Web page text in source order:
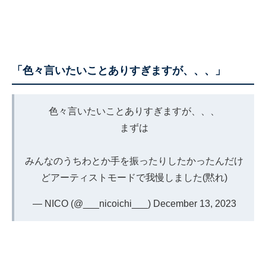
「色々言いたいことありすぎますが、、、」
色々言いたいことありすぎますが、、、
まずは
みんなのうちわとか手を振ったりしたかったんだけ
どアーティストモードで我慢しました(黙れ)
— NICO (@___nicoichi___) December 13, 2023